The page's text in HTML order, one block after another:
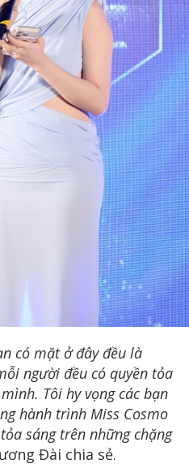
có mặt ở đây đều là
người đều có quyền tỏa
Tôi hy vọng các bạn
hành trình Miss Cosmo
sáng trên những chặng
Đài chia sẻ.